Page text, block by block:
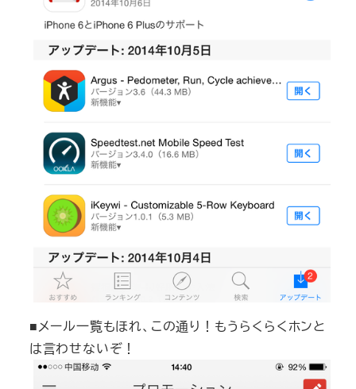
■メール一覧もほれ、この通り！もうらくらくホンと
は言わせないぞ！